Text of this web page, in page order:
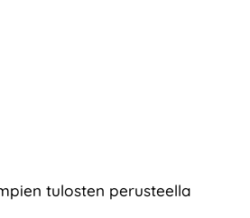
tulosten perusteella